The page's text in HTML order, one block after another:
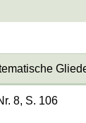
8, S. 106